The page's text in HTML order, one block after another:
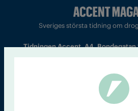
Sveriges största tidning om
Tidningen Accent, A4, Bondegatan
Chefredaktör och ansvarig utgivare:
barbro@a4.se.